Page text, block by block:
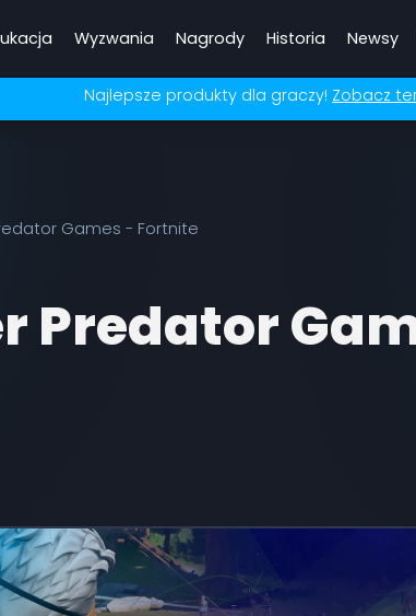
Wyzwania Nagrody Historia Newsy
Najlepsze produkty dla graczy! Zobacz
Games - Fortnite
Predator